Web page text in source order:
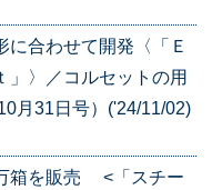
合わせて開発〈「Ｅ
」〉／コルセットの用
月31日号）('24/11/02)
箱を販売 <「スチー